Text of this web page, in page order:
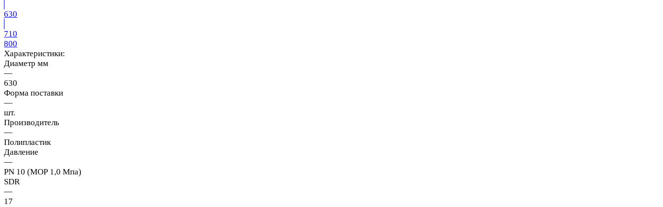
630
710
800
Характеристики:
Диаметр мм
—
630
Форма поставки
—
шт.
Производитель
—
Полипластик
Давление
—
PN 10 (МОР 1,0 Мпа)
SDR
—
17